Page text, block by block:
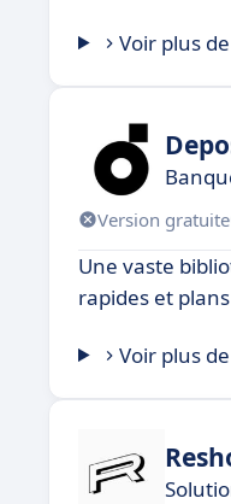
Voir plus
Version gratuite
Une vaste
rapides et
Voir plus